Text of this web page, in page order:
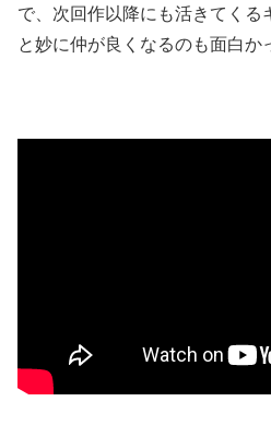
で、次回作以降にも活きてくる
と妙に仲が良くなるのも面白か